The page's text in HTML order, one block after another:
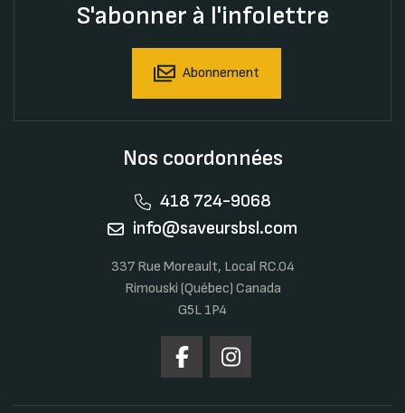
S'abonner à l'infolettre
Abonnement
Nos coordonnées
418 724-9068
info@saveursbsl.com
337 Rue Moreault, Local RC.04
Rimouski (Québec) Canada
G5L 1P4